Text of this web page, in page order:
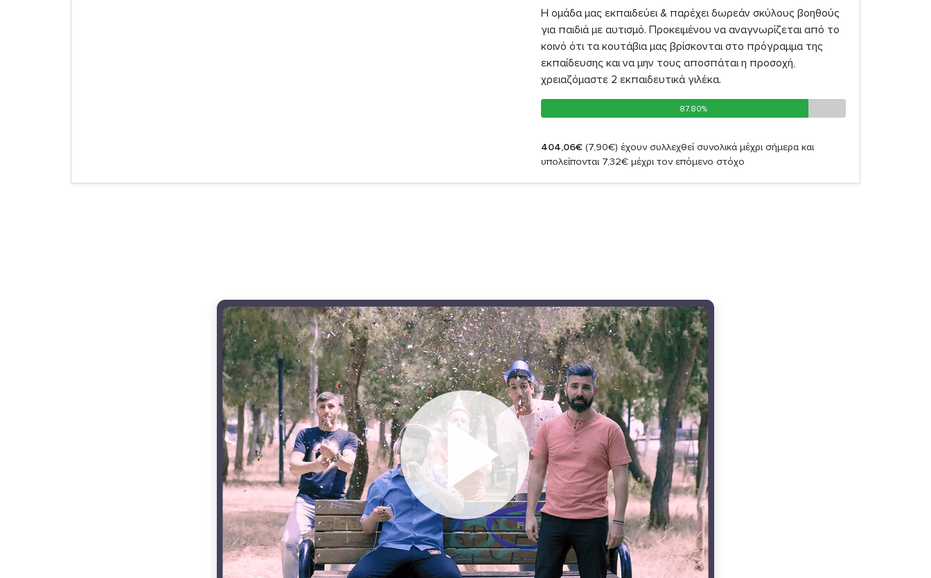
Η ομάδα μας εκπαιδεύει & παρέχει δωρεάν σκύλους βοηθούς
για παιδιά με αυτισμό. Προκειμένου να αναγνωρίζεται από το
κοινό ότι τα κουτάβια μας βρίσκονται στο πρόγραμμα της
εκπαίδευσης και να μην τους αποσπάται η προσοχή,
χρειαζόμαστε 2 εκπαιδευτικά γιλέκα.
87.80%
87.80%
404,06€ (7,90€) έχουν συλλεχθεί συνολικά μέχρι σήμερα και
υπολείπονται 7,32€ μέχρι τον επόμενο στόχο